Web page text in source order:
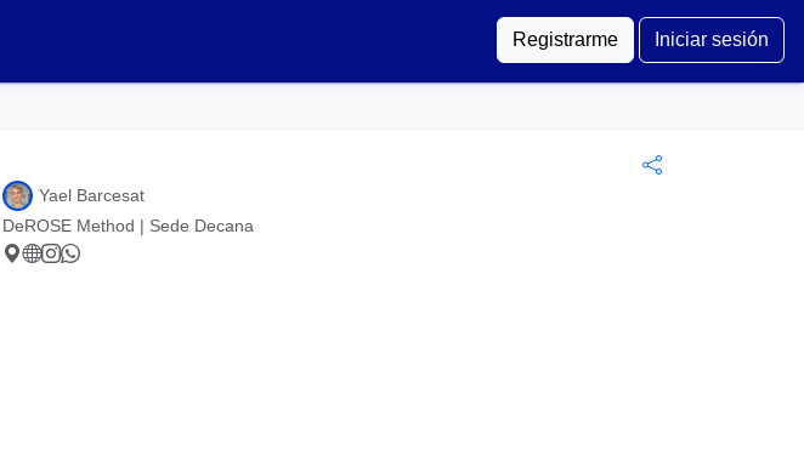
Registrarme Iniciar sesión
Yael Barcesat
DeROSE Method | Sede Decana